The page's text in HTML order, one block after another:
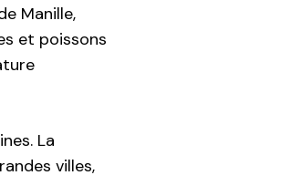
Manille,
et poissons
La
villes,